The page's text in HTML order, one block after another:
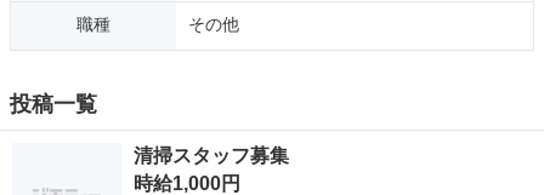
職種 その他
投稿一覧
清掃スタッフ募集
時給1,000円